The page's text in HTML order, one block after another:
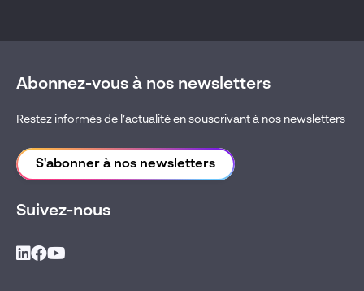
Abonnez-vous à nos newsletters
Restez informés de l’actualité en souscrivant à nos newsletters
S'abonner à nos newsletters
Suivez-nous